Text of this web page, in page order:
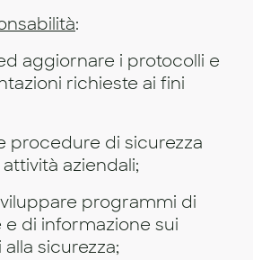
:
aggiornare i protocolli e
richieste ai fini
procedure di sicurezza
aziendali;
programmi di
di informazione sui
sicurezza;